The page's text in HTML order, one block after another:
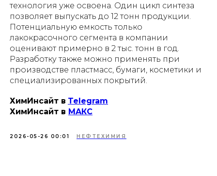
технология уже освоена. Один цикл синтеза
позволяет выпускать до 12 тонн продукции.
Потенциальную емкость только
лакокрасочного сегмента в компании
оценивают примерно в 2 тыс. тонн в год.
Разработку также можно применять при
производстве пластмасс, бумаги, косметики и
специализированных покрытий.
ХимИнсайт в Telegram
ХимИнсайт в MAКС
2026-05-26 00:01 НЕФТЕХИМИЯ